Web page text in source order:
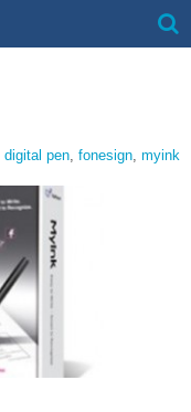
digital pen, fonesign, myink